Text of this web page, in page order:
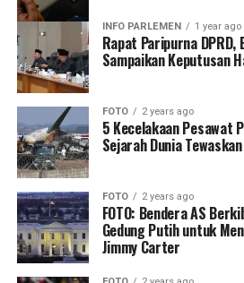
INFO PARLEMEN 1 year ago
Rapat Paripurna DPRD,
Sampaikan Keputusan
FOTO 2 years ago
5 Kecelakaan Pesawat
Sejarah Dunia
FOTO 2 years ago
FOTO: Bendera AS
Gedung Putih untuk
Jimmy Carter